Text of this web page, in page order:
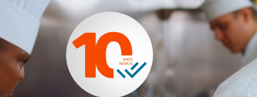
Quem Somos